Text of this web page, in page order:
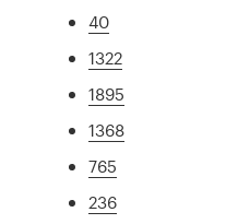
40
1322
1895
1368
765
236